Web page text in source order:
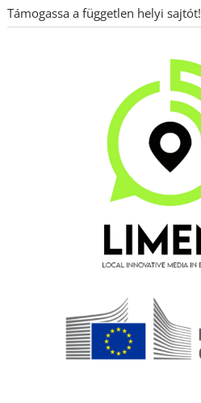
Támogassa a független helyi sajtót!